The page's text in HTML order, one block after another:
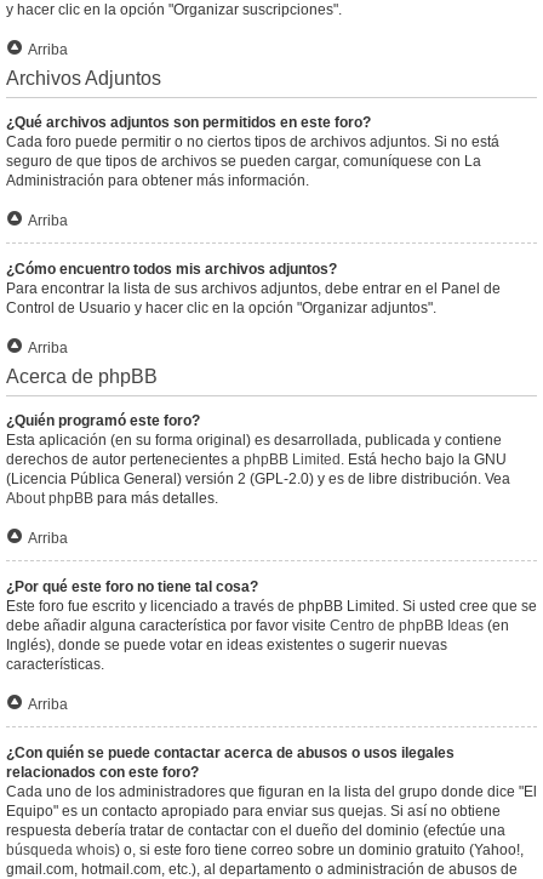
y hacer clic en la opción "Organizar suscripciones".
Arriba
Archivos Adjuntos
¿Qué archivos adjuntos son permitidos en este foro?
Cada foro puede permitir o no ciertos tipos de archivos adjuntos. Si no está
seguro de que tipos de archivos se pueden cargar, comuníquese con La
Administración para obtener más información.
Arriba
¿Cómo encuentro todos mis archivos adjuntos?
Para encontrar la lista de sus archivos adjuntos, debe entrar en el Panel de
Control de Usuario y hacer clic en la opción "Organizar adjuntos".
Arriba
Acerca de phpBB
¿Quién programó este foro?
Esta aplicación (en su forma original) es desarrollada, publicada y contiene
derechos de autor pertenecientes a phpBB Limited . Está hecho bajo la GNU
(Licencia Pública General) versión 2 (GPL-2.0) y es de libre distribución. Vea
About phpBB para más detalles.
Arriba
¿Por qué este foro no tiene tal cosa?
Este foro fue escrito y licenciado a través de phpBB Limited. Si usted cree que se
debe añadir alguna característica por favor visite Centro de phpBB Ideas (en
Inglés), donde se puede votar en ideas existentes o sugerir nuevas
características.
Arriba
¿Con quién se puede contactar acerca de abusos o usos ilegales
relacionados con este foro?
Cada uno de los administradores que figuran en la lista del grupo donde dice "El
Equipo" es un contacto apropiado para enviar sus quejas. Si así no obtiene
respuesta debería tratar de contactar con el dueño del dominio (efectúe una
búsqueda whois) o, si este foro tiene correo sobre un dominio gratuito (Yahoo!,
gmail.com, hotmail.com, etc.), al departamento o administración de abusos de